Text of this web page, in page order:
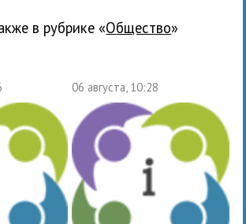
в рубрике « общество»
06 августа, 10:28